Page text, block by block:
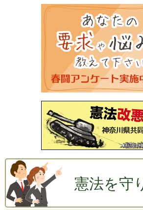
憲法を守